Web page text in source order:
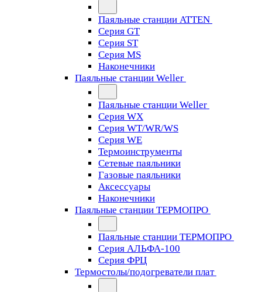
Паяльные станции ATTEN
Серия GT
Серия ST
Серия MS
Наконечники
Паяльные станции Weller
Паяльные станции Weller
Серия WX
Серия WT/WR/WS
Серия WE
Термоинструменты
Сетевые паяльники
Газовые паяльники
Аксессуары
Наконечники
Паяльные станции ТЕРМОПРО
Паяльные станции ТЕРМОПРО
Серия АЛЬФА-100
Серия ФРЦ
Термостолы/подогреватели плат